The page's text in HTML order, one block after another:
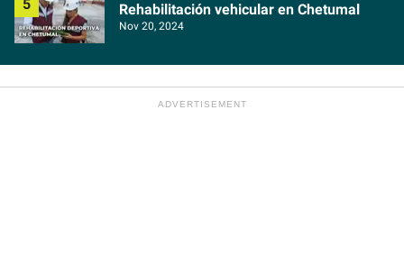
Rehabilitación vehicular en Chetumal
Nov 20, 2024